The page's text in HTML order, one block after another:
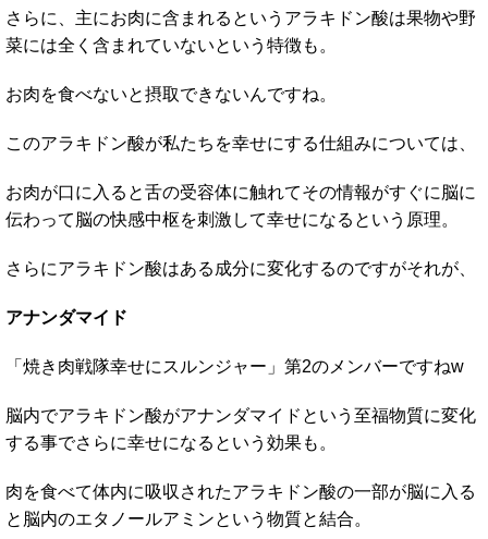
さらに、主にお肉に含まれるというアラキドン酸は果物や野
菜には全く含まれていないという特徴も。
お肉を食べないと摂取できないんですね。
このアラキドン酸が私たちを幸せにする仕組みについては、
お肉が口に入ると舌の受容体に触れてその情報がすぐに脳に
伝わって脳の快感中枢を刺激して幸せになるという原理。
さらにアラキドン酸はある成分に変化するのですがそれが、
アナンダマイド
「焼き肉戦隊幸せにスルンジャー」第2のメンバーですねw
脳内でアラキドン酸がアナンダマイドという至福物質に変化
する事でさらに幸せになるという効果も。
肉を食べて体内に吸収されたアラキドン酸の一部が脳に入る
と脳内のエタノールアミンという物質と結合。